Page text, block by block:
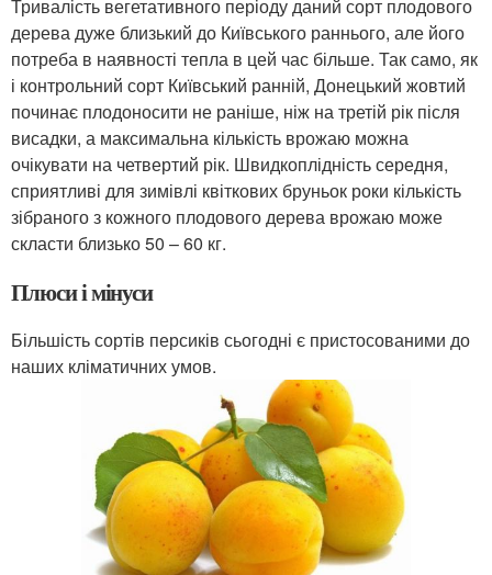
Тривалість вегетативного періоду даний сорт плодового
дерева дуже близький до Київського раннього, але його
потреба в наявності тепла в цей час більше. Так само, як
і контрольний сорт Київський ранній, Донецький жовтий
починає плодоносити не раніше, ніж на третій рік після
висадки, а максимальна кількість врожаю можна
очікувати на четвертий рік. Швидкоплідність середня,
сприятливі для зимівлі квіткових бруньок роки кількість
зібраного з кожного плодового дерева врожаю може
скласти близько 50 – 60 кг.
Плюси і мінуси
Більшість сортів персиків сьогодні є пристосованими до
наших кліматичних умов.